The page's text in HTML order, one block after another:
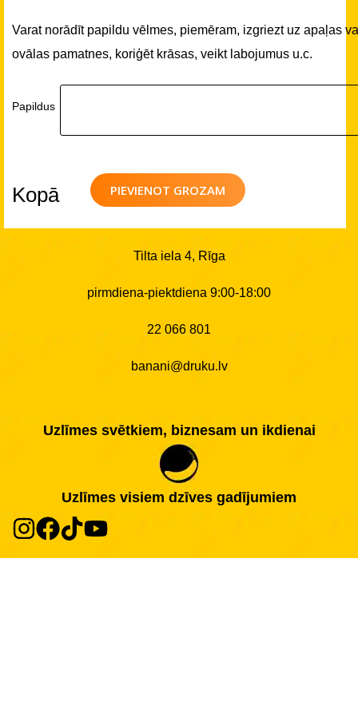
Varat norādīt papildu vēlmes, piemēram, izgriezt uz apaļas
ovālas pamatnes, koriģēt krāsas, veikt labojumus u.c.
Papildus
PIEVIENOT GROZAM
Kopā
Tilta iela 4, Rīga
pirmdiena-piektdiena 9:00-18:00
22 066 801
banani@druku.lv
Uzlīmes svētkiem, biznesam un ikdienai
Uzlīmes visiem dzīves gadījumiem